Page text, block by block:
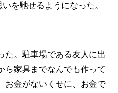
を馳せるようになった。
た。駐車場である友人に出
ら家具までなんでも作って
お金がないくせに、お金で